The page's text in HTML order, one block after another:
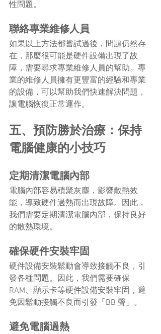
性問題。
聯絡專業維修人員
如果以上方法都嘗試過後，問題仍然存
在，那麼很可能是硬件設備出現了故
障，需要尋求專業維修人員的幫助。專
業的維修人員擁有更豐富的經驗和專業
的設備，可以幫助我們快速解決問題，
讓電腦恢復正常運作。
五、預防勝於治療：保持
電腦健康的小技巧
定期清潔電腦內部
電腦內部容易積聚灰塵，影響散熱效
能，導致硬件過熱而出現故障。因此，
我們需要定期清潔電腦內部，保持良好
的散熱環境。
確保硬件安裝牢固
硬件設備安裝鬆動會導致接觸不良，引
發各種問題。因此，我們需要確保
RAM、顯示卡等硬件設備安裝牢固，避
免因鬆動接觸不良而引發「BB 聲」。
避免電腦過熱